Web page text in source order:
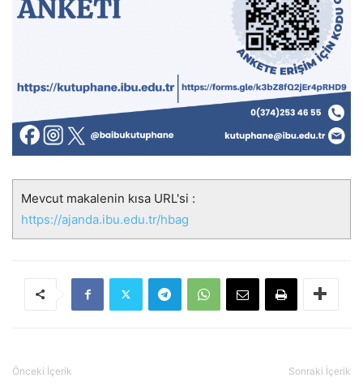
Mevcut makalenin kısa URL'si :
https://ajanda.ibu.edu.tr/hbag
Önceki İçerik Sonraki İçerik